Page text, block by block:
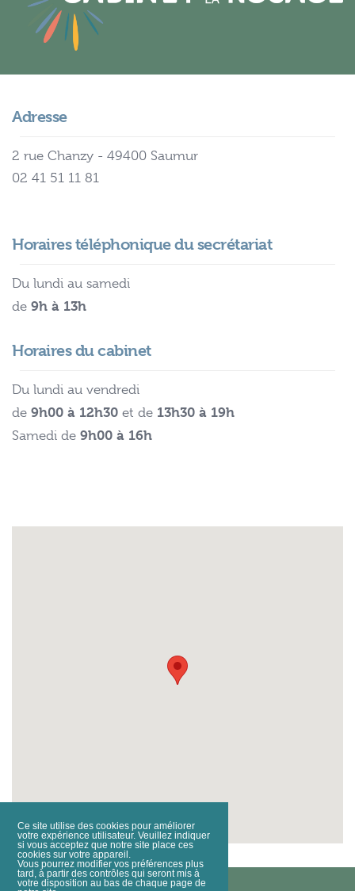
Ce site utilise des cookies pour améliorer
votre expérience utilisateur. Veuillez indiquer
si vous acceptez que notre site place ces
cookies sur votre appareil.
Vous pourrez modifier vos préférences plus
tard, à partir des contrôles qui seront mis à
votre disposition au bas de chaque page de
Adresse
2 rue Chanzy - 49400 Saumur
02 41 51 11 81
Horaires téléphonique du secrétariat
Du lundi au samedi
de 9h à 13h
Horaires du cabinet
Du lundi au vendredi
de 9h00 à 12h30 et de 13h30 à 19h
Samedi de 9h00 à 16h